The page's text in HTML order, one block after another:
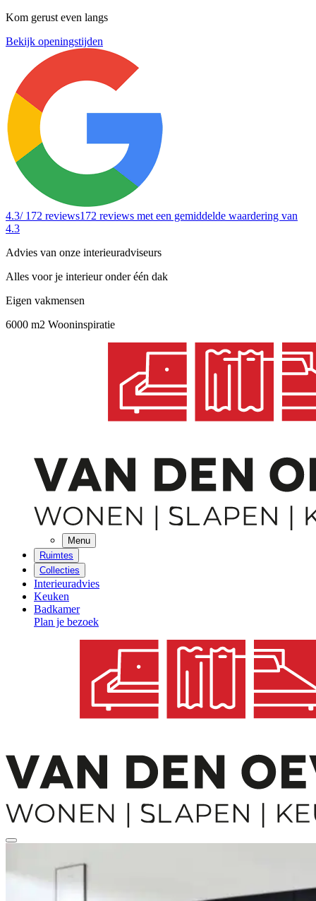
Kom gerust even langs
Bekijk openingstijden
4.3/ 172 reviews172 reviews met een gemiddelde waardering van
4.3
Advies van onze interieuradviseurs
Alles voor je interieur onder één dak
Eigen vakmensen
6000 m2 Wooninspiratie
Menu
Ruimtes
Collecties
Interieuradvies
Keuken
Badkamer
Plan je bezoek